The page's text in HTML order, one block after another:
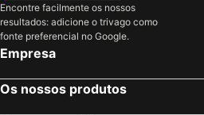
Alaçatı, Província de Izmir Hotéis
Lara, Província de Antália Hotéis
Encontre facilmente os nossos
resultados: adicione o trivago como
fonte preferencial no Google.
Empresa
Os nossos produtos